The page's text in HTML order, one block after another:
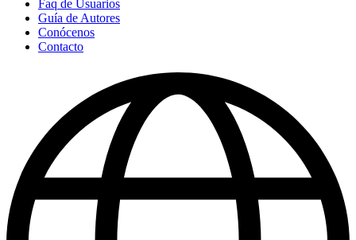
Faq de Usuarios
Guía de Autores
Conócenos
Contacto